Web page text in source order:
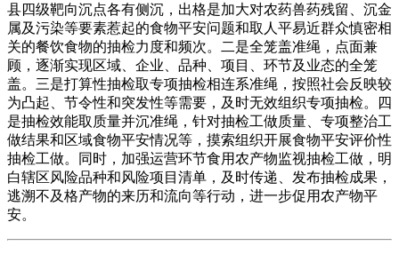
县四级靶向沉点各有侧沉，出格是加大对农药兽药残留、沉金
属及污染等要素惹起的食物平安问题和取人平易近群众慎密相
关的餐饮食物的抽检力度和频次。二是全笼盖准绳，点面兼
顾，逐渐实现区域、企业、品种、项目、环节及业态的全笼
盖。三是打算性抽检取专项抽检相连系准绳，按照社会反映较
为凸起、节令性和突发性等需要，及时无效组织专项抽检。四
是抽检效能取质量并沉准绳，针对抽检工做质量、专项整治工
做结果和区域食物平安情况等，摸索组织开展食物平安评价性
抽检工做。同时，加强运营环节食用农产物监视抽检工做，明
白辖区风险品种和风险项目清单，及时传递、发布抽检成果，
逃溯不及格产物的来历和流向等行动，进一步促用农产物平
安。